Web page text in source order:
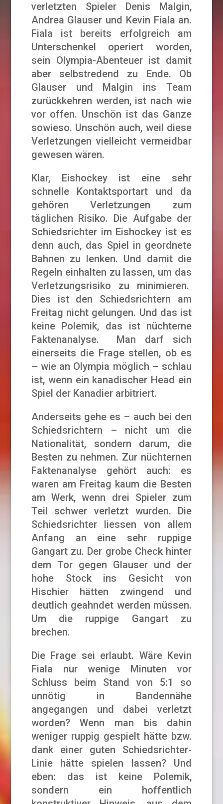
verletzten Spieler Denis Malgin,
Andrea Glauser und Kevin Fiala an.
Fiala ist bereits erfolgreich am
Unterschenkel operiert worden,
sein Olympia-Abenteuer ist damit
aber selbstredend zu Ende. Ob
Glauser und Malgin ins Team
zurückkehren werden, ist nach wie
vor offen. Unschön ist das Ganze
sowieso. Unschön auch, weil diese
Verletzungen vielleicht vermeidbar
gewesen wären.
Klar, Eishockey ist eine sehr
schnelle Kontaktsportart und da
gehören Verletzungen zum
täglichen Risiko. Die Aufgabe der
Schiedsrichter im Eishockey ist es
denn auch, das Spiel in geordnete
Bahnen zu lenken. Und damit die
Regeln einhalten zu lassen, um das
Verletzungsrisiko zu minimieren.
Dies ist den Schiedsrichtern am
Freitag nicht gelungen. Und das ist
keine Polemik, das ist nüchterne
Faktenanalyse. Man darf sich
einerseits die Frage stellen, ob es
– wie an Olympia möglich – schlau
ist, wenn ein kanadischer Head ein
Spiel der Kanadier arbitriert.
Anderseits gehe es – auch bei den
Schiedsrichtern – nicht um die
Nationalität, sondern darum, die
Besten zu nehmen. Zur nüchternen
Faktenanalyse gehört auch: es
waren am Freitag kaum die Besten
am Werk, wenn drei Spieler zum
Teil schwer verletzt wurden. Die
Schiedsrichter liessen von allem
Anfang an eine sehr ruppige
Gangart zu. Der grobe Check hinter
dem Tor gegen Glauser und der
hohe Stock ins Gesicht von
Hischier hätten zwingend und
deutlich geahndet werden müssen.
Um die ruppige Gangart zu
brechen.
Die Frage sei erlaubt. Wäre Kevin
Fiala nur wenige Minuten vor
Schluss beim Stand von 5:1 so
unnötig in Bandennähe
angegangen und dabei verletzt
worden? Wenn man bis dahin
weniger ruppig gespielt hätte bzw.
dank einer guten Schiedsrichter-
Linie hätte spielen lassen? Und
eben: das ist keine Polemik,
sondern ein hoffentlich